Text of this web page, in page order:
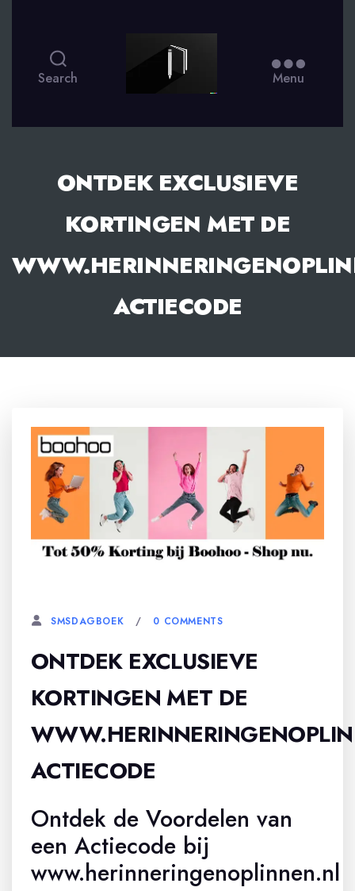
Search Menu
ONTDEK EXCLUSIEVE
KORTINGEN MET DE
ACTIECODE
SMSDAGBOEK 0 COMMENTS
ONTDEK EXCLUSIEVE
KORTINGEN MET DE
ACTIECODE
Ontdek de Voordelen van
een Actiecode bij
www.herinneringenoplinnen.nl